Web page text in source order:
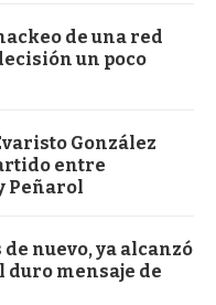
de una red
un poco
González
entre
Peñarol
nuevo, ya alcanzó
duro mensaje de